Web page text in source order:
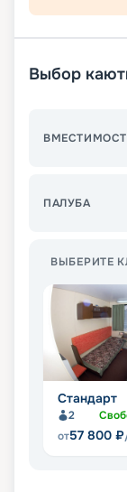
Выбор
ПАЛУБА
ВЫБЕРИТЕ
Стандарт
2
от57 800 ₽